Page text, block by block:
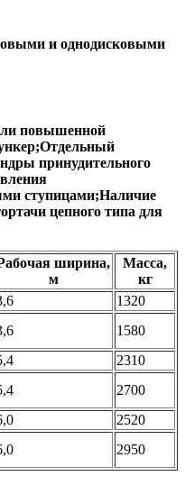
с двухдисковыми и
повышенной
принудительного
ступицами;Наличие
цепного типа для
Рабочая ширина,
м
Масса,
кг
1320
1580
2310
2700
2520
2950